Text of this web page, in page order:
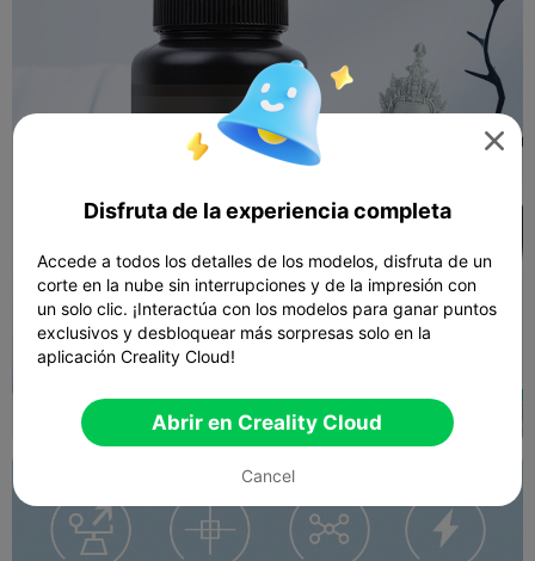

Disfruta de la experiencia completa
Accede a todos los detalles de los modelos, disfruta de un
corte en la nube sin interrupciones y de la impresión con
un solo clic. ¡Interactúa con los modelos para ganar puntos
exclusivos y desbloquear más sorpresas solo en la
aplicación Creality Cloud!
Abrir en Creality Cloud
Cancel